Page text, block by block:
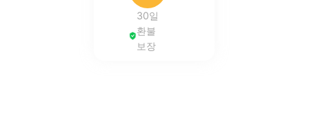
30일
환불
보장